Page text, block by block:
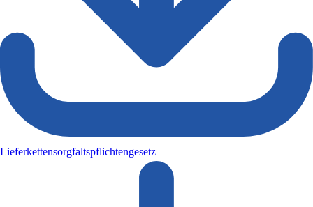
Lieferkettensorgfaltspflichtengesetz